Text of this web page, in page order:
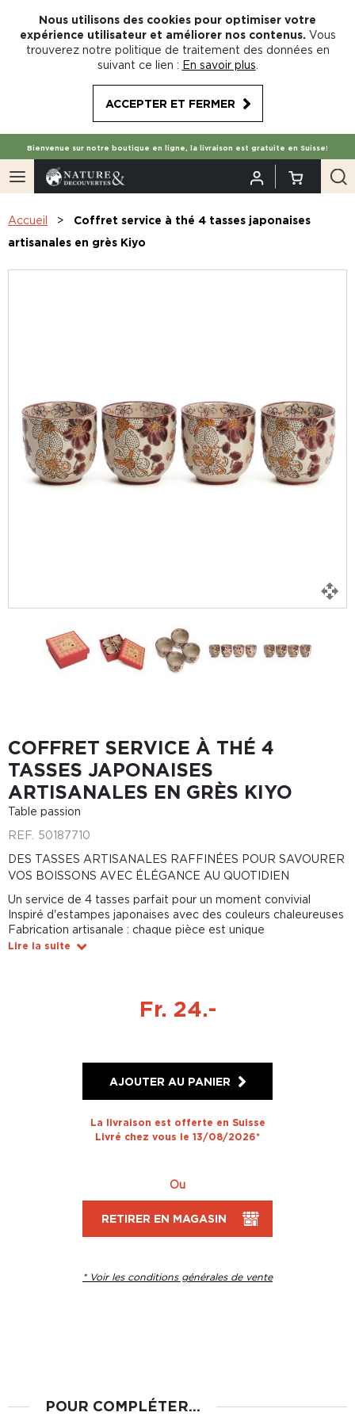
Nous utilisons des cookies pour optimiser votre
expérience utilisateur et améliorer nos contenus. Vous
trouverez notre politique de traitement des données en
suivant ce lien : En savoir plus
ACCEPTER ET FERMER
Bienvenue sur notre boutique en ligne, la livraison est gratuite en Suisse!
Accueil
Coffret service à thé 4 tasses japonaises
artisanales en grès Kiyo
COFFRET SERVICE À THÉ 4
TASSES JAPONAISES
ARTISANALES EN GRÈS KIYO
Table passion
REF. 50187710
DES TASSES ARTISANALES RAFFINÉES POUR SAVOURER
VOS BOISSONS AVEC ÉLÉGANCE AU QUOTIDIEN
Un service de 4 tasses parfait pour un moment convivial
Inspiré d'estampes japonaises avec des couleurs chaleureuses
Fabrication artisanale : chaque pièce est unique
Lire la suite
Fr. 24.-
AJOUTER AU PANIER
La livraison est offerte en Suisse
Livré chez vous le 13/08/2026*
Ou
RETIRER EN MAGASIN
* Voir les conditions générales de vente
POUR COMPLÉTER...